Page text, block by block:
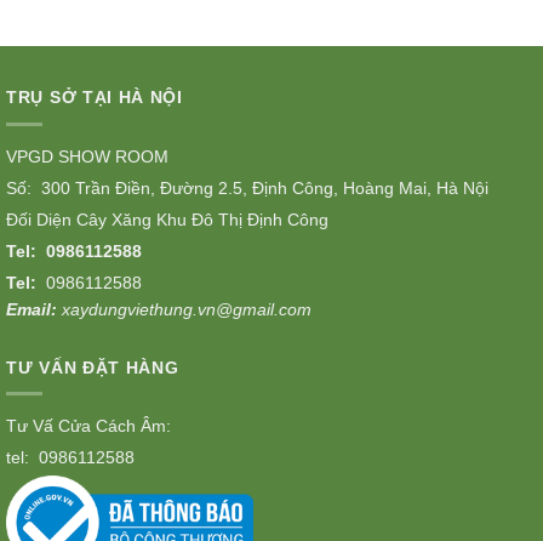
TRỤ SỞ TẠI HÀ NỘI
VPGD SHOW ROOM
Số: 300 Trần Điền, Đường 2.5, Định Công, Hoàng Mai, Hà Nội
Đối Diện Cây Xăng Khu Đô Thị Định Công
Tel: 0986112588
Tel: 0986112588
Email: xaydungviethung.vn@gmail.com
TƯ VẤN ĐẶT HÀNG
Tư Vấ Cửa Cách Âm:
tel: 0986112588